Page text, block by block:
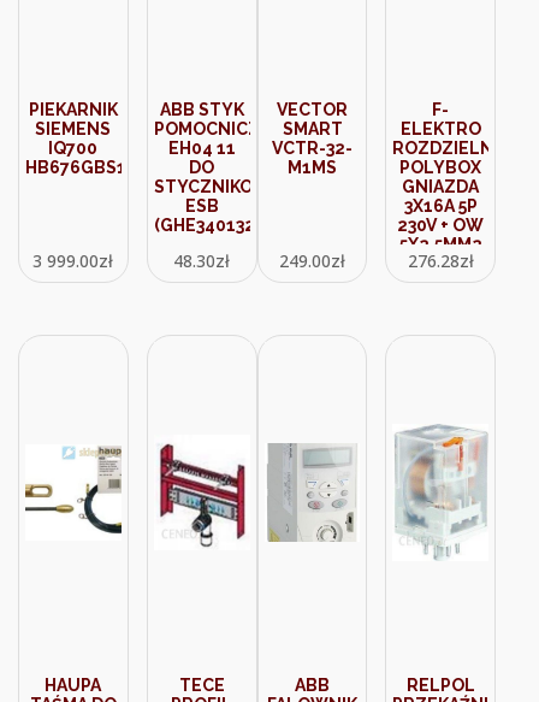
PIEKARNIK
SIEMENS
IQ700
HB676GBS1
3 999.00zł
ABB STYK
POMOCNICZY
EH04 11
DO
STYCZNIKOW
ESB
(GHE3401321R0002)
48.30zł
VECTOR
SMART
VCTR-32-
M1MS
249.00zł
F-
ELEKTRO
ROZDZIELNIA
POLYBOX
GNIAZDA
3X16A 5P
230V + OW
5X2,5MM2
5M 16A
F30635
276.28zł
HAUPA
TECE
ABB
RELPOL